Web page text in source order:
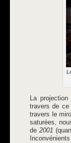
La
travers de ce
travers le
saturées,
de2001